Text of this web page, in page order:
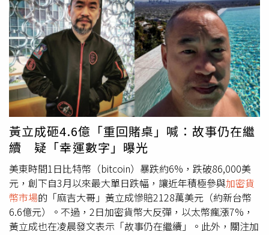
Labs，但不久後便逃往巴爾幹地區。他於2023年3月23日持
假護照在蒙特內哥羅旅行時遭逮捕，並在當地坐牢17個月。
依照認罪協議，權渡衡同意沒收逾1,900萬美元的資產。他
的律師辯稱，他的行為源自「傲慢與絕望」，而非貪婪。權
渡衡亦曾請求在其母國南韓服刑（他在那裡同樣面臨起
訴），以更接近妻子及4歲女兒，但遭法官拒絕。「在過去
幾年裡，我幾乎每一個清醒的時刻都在思考，我本可以做出
不一樣的決定，以及我現在能做什麼來彌補。」權渡衡對法
官說。他表示，聽到受害者的敘述「令人痛心，也再次提醒
我，我造成了多麼巨大的損失。」1名受害者在電話中描
述，他的太太在TerraUSD崩盤後，選擇與他離婚，而兒子
們也失去了上大學的機會，他自己更是不得不搬回克羅埃西
亞與父母同住，因為全家畢生積蓄都瞬間蒸發。另1名受害
者則透露，他至今仍要「背負罪惡感」，因為他曾說服親家
與數百個非營利組織，投資TerraUSD。受害者特羅菲姆丘
克（Stanislav Trofimchuk）則感嘆，他們投入的19萬美元
一半資金，之後又將剩餘資金投入加密貨幣市場並獲利，最
後再將資金轉回個人帳戶。接著他開始進行奢華消費，包括
購入五輛勞斯萊斯、一輛法拉利，並花費約65萬2000美元
購買名錶與高級服飾。此外，他還購買兩張床墊共耗資約63
萬8000美元，另花費29萬5000美元添購高級寢具與床單；
也動用部分資金償還約180萬美元的信用卡欠款。目前該部
影集《White Horse》仍未完成製作，Netflix則對整起事件
不予評論。林奇的辯護律師班傑明齊曼（Benjamin
Zeman）則認為判決錯誤，並表示此案恐為藝術創作者與資
方在創作與合約爭議中，帶來危險的司法先例。林奇的量刑
將於明年4月宣判。
黃立成砸4.6億「重回賭桌」喊：故事仍在繼
續 疑「幸運數字」曝光
美東時間1日比特幣（bitcoin）暴跌約6%，跌破86,000美
元，創下自3月以來最大單日跌幅，讓近年積極參與加密貨
幣市場的「麻吉大哥」黃立成慘賠2128萬美元（約新台幣
6.6億元）。不過，2日加密貨幣大反彈，以太幣瘋漲7%，
黃立成也在凌晨發文表示「故事仍在繼續」。此外，關注加